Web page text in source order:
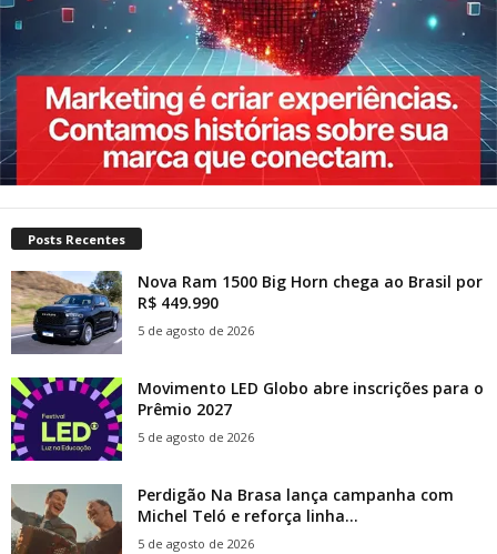
Posts Recentes
Nova Ram 1500 Big Horn chega ao Brasil por
R$ 449.990
5 de agosto de 2026
Movimento LED Globo abre inscrições para o
Prêmio 2027
5 de agosto de 2026
Perdigão Na Brasa lança campanha com
Michel Teló e reforça linha...
5 de agosto de 2026